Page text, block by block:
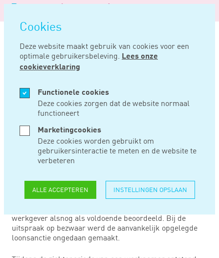
overslaan
Cookies
Deze website maakt gebruik van cookies voor een
optimale gebruikersbeleving. Lees onze
cookieverklaring
Functionele cookies
Deze cookies zorgen dat de website normaal
functioneert
Marketingcookies
Deze cookies worden gebruikt om
gebruikersinteractie te meten en de website te
verbeteren
ALLE ACCEPTEREN INSTELLINGEN OPSLAAN
Logo
Noord
Negentig
Home Nieuws Arbeidsconflict tijdens re-integratie
FEB 04, 2016
ARBEIDSCONFLICT
TIJDENS RE-
INTEGRATIE
Na bezwaar van een werkgever tegen het besluit van het
werkgever alsnog als voldoende beoordeeld. Bij de
uitspraak op bezwaar werd de aanvankelijk opgelegde
loonsanctie ongedaan gemaakt.